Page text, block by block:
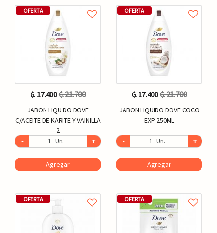
OFERTA
₲. 17.400₲. 21.700
JABON LIQUIDO DOVE
C/ACEITE DE KARITE Y VAINILLA
2
-
Un. +
Agregar
OFERTA
₲. 17.400₲. 21.700
JABON LIQUIDO DOVE COCO
EXP 250ML
- Un. +
Agregar
OFERTA OFERTA